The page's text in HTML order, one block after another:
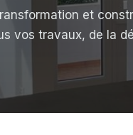
et
vos travaux, de la